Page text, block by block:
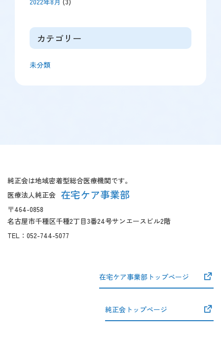
カテゴリー
未分類
す】
始】
純正会は地域密着型総合医療機関です。
医療法人純正会 在宅ケア事業部
〒464-0858
名古屋市千種区千種2丁目3番24号サンエースビル2階
TEL： 052-744-5077
在宅ケア事業部トップページ
純正会トップページ